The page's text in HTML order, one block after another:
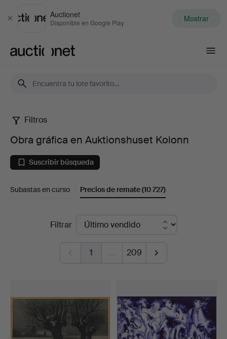
Cerrar
Auctionet
Disponible en Google Play Mostrar
Obra
gráfica
en
Auktionshuset
Kolonn
Filtros
Obra gráfica en Auktionshuset Kolonn
Suscribir búsqueda
Subastas en curso Precios de remate(10 727)
Filtrar
1 … 209